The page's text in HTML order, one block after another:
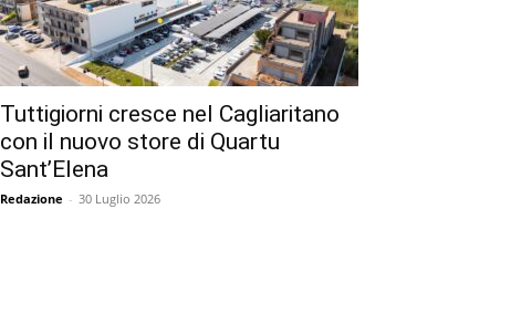
Tuttigiorni cresce nel Cagliaritano
con il nuovo store di Quartu
Sant’Elena
Redazione - 30 Luglio 2026